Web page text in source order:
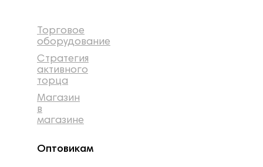
Торговое
оборудование
Стратегия
активного
торца
Магазин
в
магазине
Оптовикам